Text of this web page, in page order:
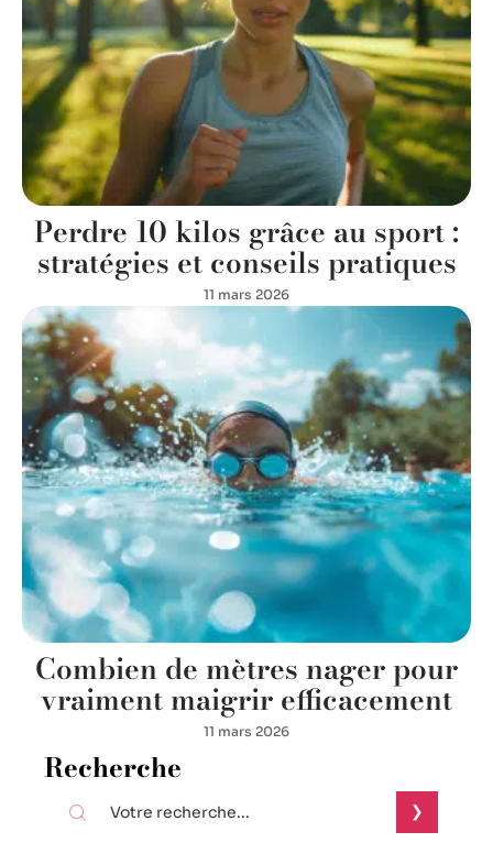
Perdre 10 kilos grâce au sport :
stratégies et conseils pratiques
11 mars 2026
Combien de mètres nager pour
vraiment maigrir efficacement
11 mars 2026
Recherche